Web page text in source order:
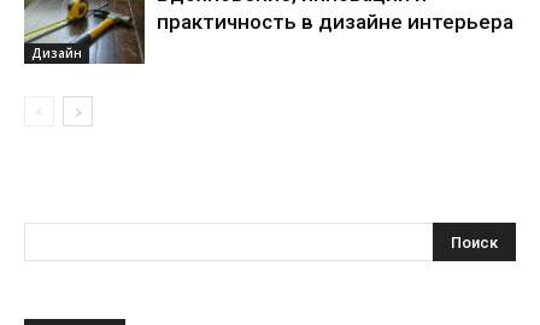
Дизайн
практичность в дизайне интерьера